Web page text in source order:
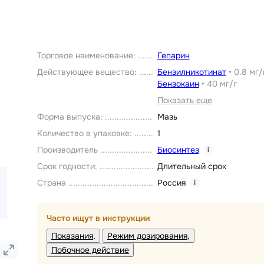
Торговое наименование:
Гепарин
Действующее вещество: Бензилникотинат• 0.8 мг/
Бензокаин • 40 мг/г
Показать еще
Форма выпуска:
Мазь
Количество в упаковке:
1
Производитель
Биосинтез i
Срок годности:
Длительный срок
Страна
Россия i
Часто ищут в инструкции
Показания
Режим дозирования
Побочное действие